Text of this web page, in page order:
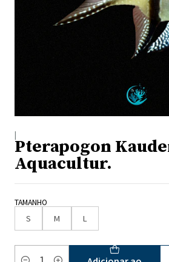
|
Pterapogon
Aquacultur.
TAMANHO
S M L